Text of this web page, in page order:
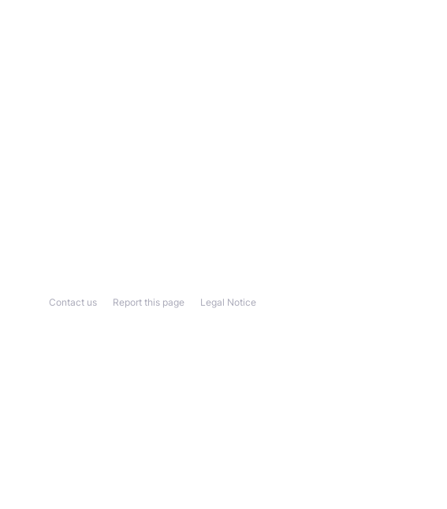
Legal Notice
Report this page
Contact us